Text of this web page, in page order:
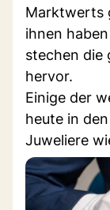
Marktwerts
ihnen
stechen die
hervor.
Einige der
heute in
Juweliere